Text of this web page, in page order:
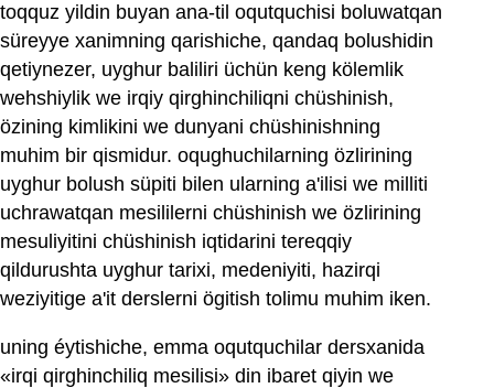
toqquz yildin buyan ana-til oqutquchisi boluwatqan
süreyye xanimning qarishiche, qandaq bolushidin
qetiynezer, uyghur baliliri üchün keng kölemlik
wehshiylik we irqiy qirghinchiliqni chüshinish,
özining kimlikini we dunyani chüshinishning
muhim bir qismidur. oqughuchilarning özlirining
uyghur bolush süpiti bilen ularning a'ilisi we milliti
uchrawatqan mesililerni chüshinish we özlirining
mesuliyitini chüshinish iqtidarini tereqqiy
qildurushta uyghur tarixi, medeniyiti, hazirqi
weziyitige a'it derslerni ögitish tolimu muhim iken.
uning éytishiche, emma oqutquchilar dersxanida
«irqi qirghinchiliq mesilisi» din ibaret qiyin we